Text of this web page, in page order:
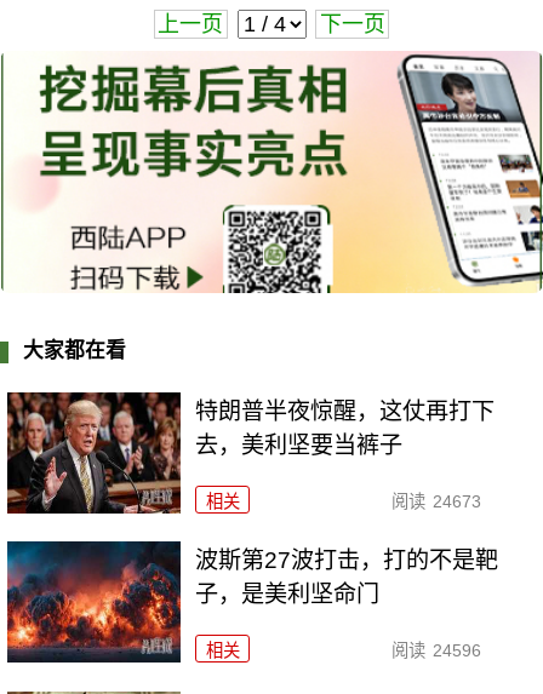
上一页 下一页
大家都在看
特朗普半夜惊醒，这仗再打下
去，美利坚要当裤子
相关 阅读 24673
波斯第27波打击，打的不是靶
子，是美利坚命门
相关 阅读 24596